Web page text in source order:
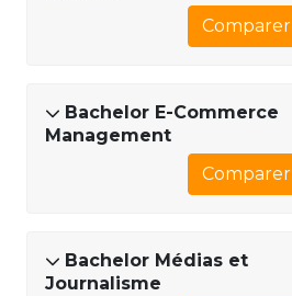
Comparer
Bachelor E-Commerce
Management
Comparer
Bachelor Médias et
Journalisme